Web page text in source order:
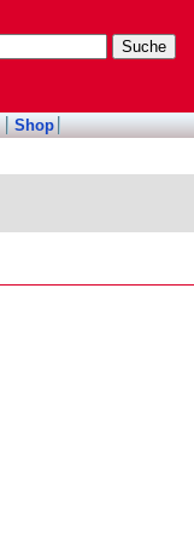
Shop